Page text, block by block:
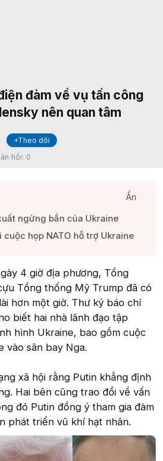
đàm về vụ tấn công
nên quan tâm
+Theo dõi
hồi: 0
Ẩn
ngừng bắn của Ukraine​
họp NATO hỗ trợ Ukraine​
4 giờ địa phương, Tổng
Tổng thống Mỹ Trump đã có
hơn một giờ. Thư ký báo chí
biết hai nhà lãnh đạo tập
hình Ukraine, bao gồm cuộc
vào sân bay Nga.
xã hội rằng Putin khẳng định
Hai bên cũng trao đổi về vấn
đó Putin đồng ý tham gia đàm
phát triển vũ khí hạt nhân.